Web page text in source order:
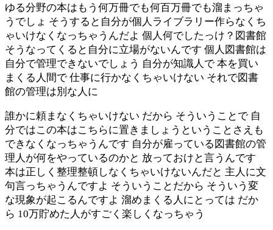
ゆる分野の本はもう何万冊でも何百万冊でも溜まっちゃ
うでしょ そうすると自分が個人ライブラリー作らなくち
ゃいけなくなっちゃうんだよ 個人何でしたっけ？図書館
そうなってくると自分に立場がないんです 個人図書館は
自分で管理できないでしょう 自分が知識人で 本を買い
まくる人間で 仕事に行かなくちゃいけない それで図書
館の管理は別な人に
誰かに頼まなくちゃいけない だから そういうことで 自
分ではこの本はこちらに置きましょうということさえも
できなくなっちゃうんです 自分が雇っている図書館の管
理人が何をやっているのかと 放っておけと言うんです
本は正しく整理整頓しなくちゃいけないんだと 主人に文
句言っちゃうんですよ そういうことだから そういう変
な現象が起こるんですよ 溜めまくる人にとっては だか
ら 10万貯めた人がすごく楽しくなっちゃう